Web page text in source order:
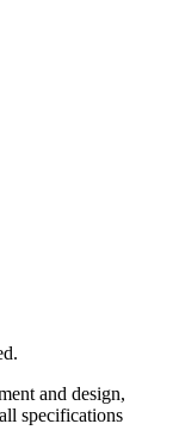
and design,
specifications